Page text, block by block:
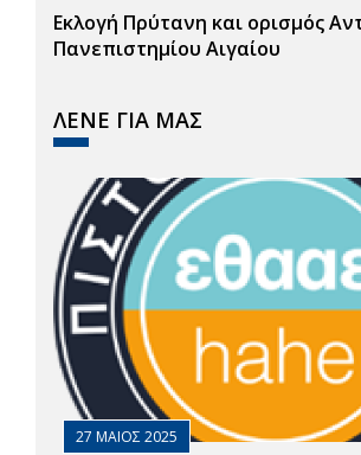
Εκλογή Πρύτανη και ορισμός
Πανεπιστημίου Αιγαίου
ΛΕΝΕ ΓΙΑ ΜΑΣ
27 ΜΑΙΟΣ 2025